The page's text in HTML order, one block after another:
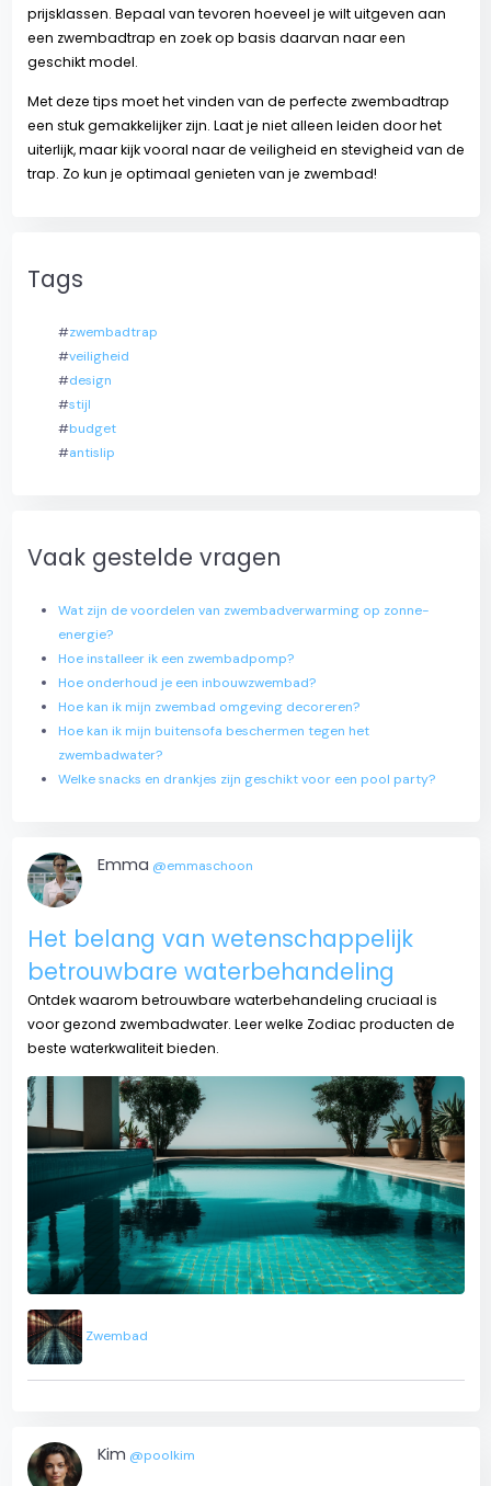
prijsklassen. Bepaal van tevoren hoeveel je wilt uitgeven aan
een zwembadtrap en zoek op basis daarvan naar een
geschikt model.
Met deze tips moet het vinden van de perfecte zwembadtrap
een stuk gemakkelijker zijn. Laat je niet alleen leiden door het
uiterlijk, maar kijk vooral naar de veiligheid en stevigheid van de
trap. Zo kun je optimaal genieten van je zwembad!
Tags
#zwembadtrap
#veiligheid
#design
#stijl
#budget
#antislip
Vaak gestelde vragen
Wat zijn de voordelen van zwembadverwarming op zonne-
energie?
Hoe installeer ik een zwembadpomp?
Hoe onderhoud je een inbouwzwembad?
Hoe kan ik mijn zwembad omgeving decoreren?
Hoe kan ik mijn buitensofa beschermen tegen het
zwembadwater?
Welke snacks en drankjes zijn geschikt voor een pool party?
Emma @emmaschoon
Het belang van wetenschappelijk
betrouwbare waterbehandeling
Ontdek waarom betrouwbare waterbehandeling cruciaal is
voor gezond zwembadwater. Leer welke Zodiac producten de
beste waterkwaliteit bieden.
Zwembad
Kim @poolkim